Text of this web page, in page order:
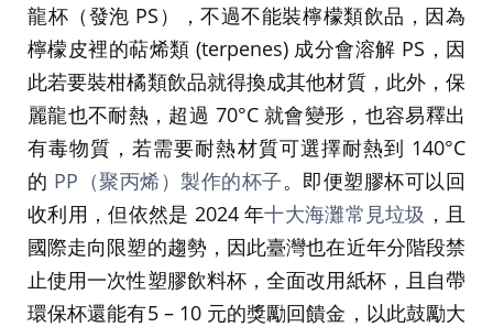
龍杯（發泡 PS），不過不能裝檸檬類飲品，因為
檸檬皮裡的萜烯類 (terpenes) 成分會溶解 PS，因
此若要裝柑橘類飲品就得換成其他材質，此外，保
麗龍也不耐熱，超過 70°C 就會變形，也容易釋出
有毒物質，若需要耐熱材質可選擇耐熱到 140°C
的 PP（聚丙烯）製作的杯子。即便塑膠杯可以回
收利用，但依然是 2024 年十大海灘常見垃圾 ，且
國際走向限塑的趨勢，因此臺灣也在近年分階段禁
止使用一次性塑膠飲料杯，全面改用紙杯，且自帶
環保杯還能有5 – 10 元的獎勵回饋金，以此鼓勵大